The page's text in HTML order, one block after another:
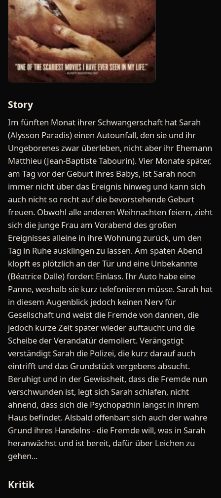
Story
Im fünften Monat ihrer Schwangerschaft hat Sarah
(Alysson Paradis) einen Autounfall, den sie und ihr
Ungeborenes zwar überleben, nicht aber ihr Ehemann
Matthieu (Jean-Baptiste Tabourin). Vier Monate später,
am Tag vor der Geburt ihres Babys, ist Sarah noch
immer nicht über das Ereignis hinweg und kann sich
auch nicht so recht auf die bevorstehende Geburt
freuen. Obwohl alle anderen Weihnachten feiern, zieht
sich die junge Frau am Vorabend des großen
Ereignisses alleine in ihre Wohnung zurück, um den
Tag in Ruhe ausklingen zu lassen. Am späten Abend
klopft es plötzlich an der Tür und eine Unbekannte
(Béatrice Dalle) fordert Einlass. Ihr Auto habe eine
Panne, weshalb sie kurz telefonieren müsse. Sarah hat
in diesem Augenblick jedoch keinen Nerv für
Gesellschaft und weist die Fremde von dannen, die
jedoch kurze Zeit später wieder auftaucht und die
Scheibe der Verandatür demoliert. Verängstigt
verständigt Sarah die Polizei, die kurz darauf auch
eintrifft und das Grundstück vergebens absucht.
Beruhigt und in der Gewissheit, dass die Fremde nun
verschwunden ist, legt sich Sarah schlafen, nicht
ahnend, dass sich die Psychopathin längst in ihrem
Haus befindet. Alsbald offenbart sich auch der wahre
Grund ihres Handelns - die Fremde will, was in Sarah
heranwächst und ist bereit, dafür über Leichen zu
gehen...
Kritik